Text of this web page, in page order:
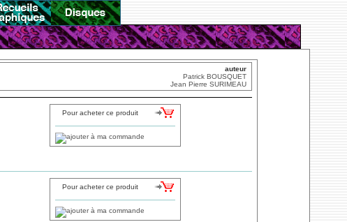
auteur
Patrick BOUSQUET
Jean Pierre SURIMEAU
Pour acheter ce produit
Pour acheter ce produit